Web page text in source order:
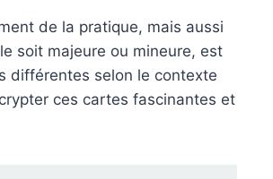
de la pratique, mais aussi
soit majeure ou mineure, est
différentes selon le contexte
ces cartes fascinantes et